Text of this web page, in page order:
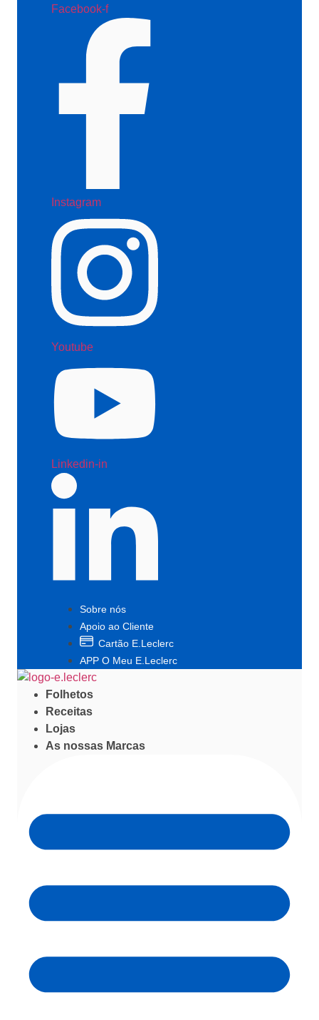
Facebook-f
Instagram
Youtube
Linkedin-in
Sobre nós
Apoio ao Cliente
Cartão E.Leclerc
APP O Meu E.Leclerc
Folhetos
Receitas
Lojas
As nossas Marcas